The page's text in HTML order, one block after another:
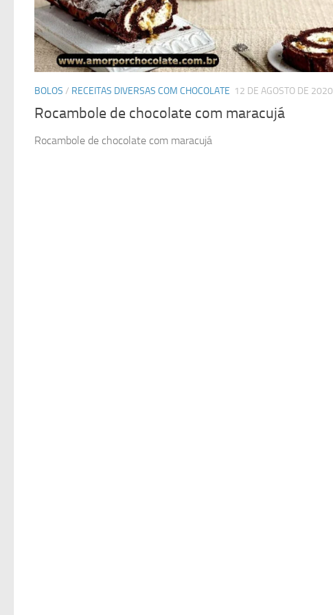
BOLOS / RECEITAS DIVERSAS COM CHOCOLATE 12 DE AGOSTO DE 2020
Rocambole de chocolate com maracujá
Rocambole de chocolate com maracujá